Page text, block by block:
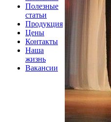
Полезные
статьи
Продукция
Цены
Контакты
Наша
жизнь
Вакансии